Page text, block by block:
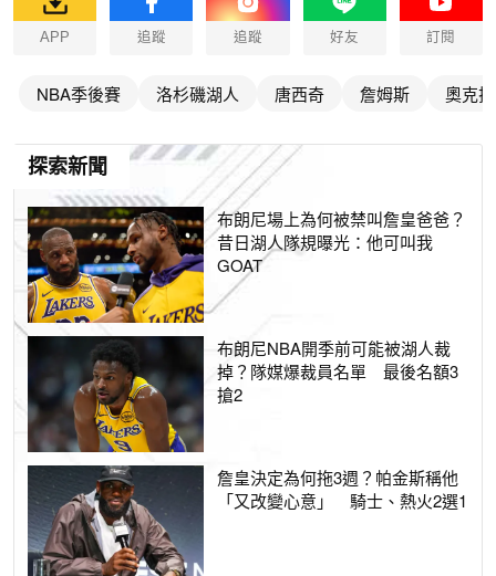
APP 追蹤 追蹤 好友 訂閱
NBA季後賽 洛杉磯湖人 唐西奇 詹姆斯 奧克
探索新聞
布朗尼場上為何被禁叫詹皇爸爸？
昔日湖人隊規曝光：他可叫我
GOAT
布朗尼NBA開季前可能被湖人裁
掉？隊媒爆裁員名單 最後名額3
搶2
詹皇決定為何拖3週？帕金斯稱他
「又改變心意」 騎士、熱火2選1